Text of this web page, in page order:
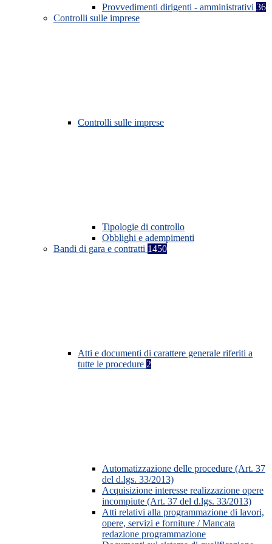
Provvedimenti dirigenti - amministrativi 36
Controlli sulle imprese
Controlli sulle imprese
Tipologie di controllo
Obblighi e adempimenti
Bandi di gara e contratti 1450
Atti e documenti di carattere generale riferiti a
tutte le procedure 2
Automatizzazione delle procedure (Art. 37
del d.lgs. 33/2013)
Acquisizione interesse realizzazione opere
incompiute (Art. 37 del d.lgs. 33/2013)
Atti relativi alla programmazione di lavori,
opere, servizi e forniture / Mancata
redazione programmazione